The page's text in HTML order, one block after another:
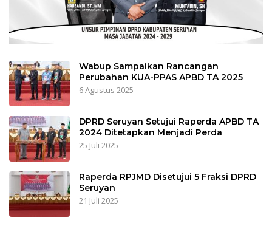
Wabup Sampaikan Rancangan
Perubahan KUA-PPAS APBD TA 2025
6 Agustus 2025
DPRD Seruyan Setujui Raperda APBD TA
2024 Ditetapkan Menjadi Perda
25 Juli 2025
Raperda RPJMD Disetujui 5 Fraksi DPRD
Seruyan
21 Juli 2025